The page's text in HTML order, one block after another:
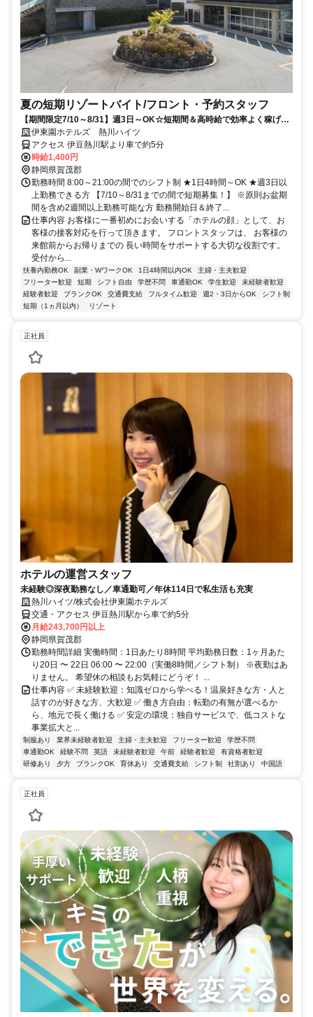
夏の短期リゾートバイト/フロント・予約スタッフ
【期間限定7/10～8/31】週3日～OK☆短期間＆高時給で効率よく稼げま
す♪伊東園ホテルズ 熱川ハイツ
アクセス 伊豆熱川駅より車で約5分
時給1,400円
静岡県賀茂郡
勤務時間 8:00～21:00の間でのシフト制 ★1日4時間～OK ★週3日以
上勤務できる方 【7/10～8/31までの間で短期募集！】 ※原則お盆期
間を含め2週間以上勤務可能な方 勤務開始日＆終了...
仕事内容 お客様に一番初めにお会いする「ホテルの顔」として、お
客様の接客対応を行って頂きます。 フロントスタッフは、 お客様の
来館前からお帰りまでの 長い時間をサポートする大切な役割です。
受付から...
扶養内勤務OK 副業・WワークOK 1日4時間以内OK
主婦・主夫歓迎
フリーター歓迎
短期 シフト自由 学歴不問 車通勤OK 学生歓迎
未経験者歓迎
経験者歓迎
ブランクOK 交通費支給 フルタイム歓迎 週2・3日からOK
シフト制
短期（1ヵ月以内）
リゾート
正社員
ホテルの運営スタッフ
未経験◎深夜勤務なし／車通勤可／年休114日で私生活も充実
熱川ハイツ/株式会社伊東園ホテルズ
交通・アクセス 伊豆熱川駅から車で約5分
月給243,700円以上
静岡県賀茂郡
勤務時間詳細 実働時間：1日あたり8時間 平均勤務日数：1ヶ月あた
り20日 〜 22日 06:00 〜 22:00（実働8時間／シフト制） ※夜勤はあ
りません。 希望休の相談もお気軽にどうぞ！ ...
仕事内容 ✅ 未経験歓迎：知識ゼロから学べる！温泉好きな方・人と
話すのが好きな方、大歓迎 ✅ 働き方自由：転勤の有無が選べるか
ら、地元で長く働ける ✅ 安定の環境：独自サービスで、低コストな
事業拡大と...
制服あり 業界未経験者歓迎 主婦・主夫歓迎 フリーター歓迎
学歴不問
車通勤OK
経験不問 英語 未経験者歓迎 午前 経験者歓迎
有資格者歓迎
研修あり
夕方 ブランクOK 育休あり 交通費支給 シフト制 社割あり 中国語
正社員